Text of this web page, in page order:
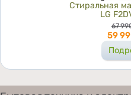
Стиральная
LG
Цена
67
59